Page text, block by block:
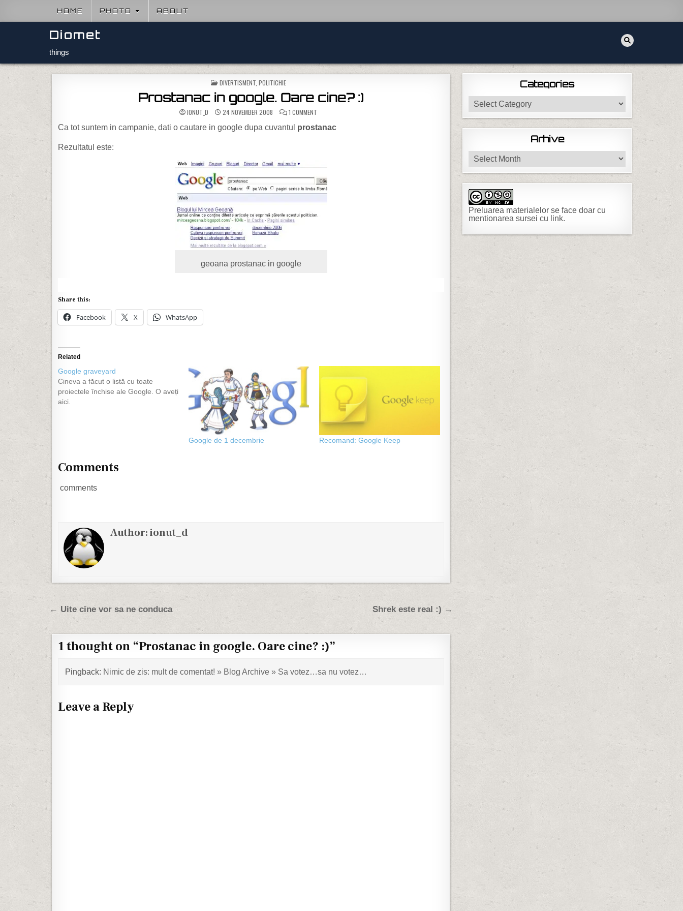
HOME PHOTO ABOUT
Diomet
things
POSTED IN
DIVERTISMENT, POLITICHIE
Prostanac in google. Oare cine? :)
IONUT_D 24 NOVEMBER 2008 1 COMMENT
Ca tot suntem in campanie, dati o cautare in google dupa cuvantul prostanac
Rezultatul este:
geoana prostanac in google
Share this:
Facebook X WhatsApp
Related
Google graveyard
Cineva a făcut o listă cu toate
proiectele închise ale Google. O aveți
aici.
Google de 1 decembrie Recomand: Google Keep
Comments
comments
Author:ionut_d
Post navigation Shrek este real :) →
← Uite cine vor sa ne conduca
1 thought on “Prostanac in google. Oare cine? :)”
Pingback: Nimic de zis: mult de comentat! » Blog Archive » Sa votez…sa nu votez…
Leave a Reply
Categories
Categories
Arhive
Arhive
Preluarea materialelor se face doar cu
mentionarea sursei cu link.